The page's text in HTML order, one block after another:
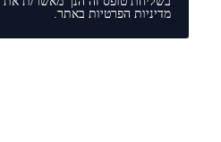
מדיניות הפרטיותבאתר.